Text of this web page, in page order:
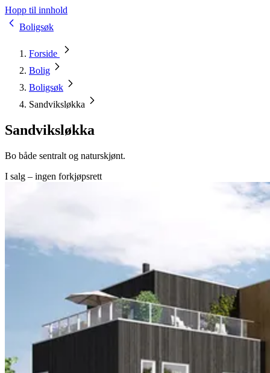
Hopp til innhold
Boligsøk
Forside
Bolig
Boligsøk
Sandviksløkka
Sandviksløkka
Bo både sentralt og naturskjønt.
I salg – ingen forkjøpsrett